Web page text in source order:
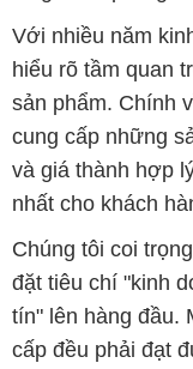
Với nhiều năm
hiểu rõ tầm quan
sản phẩm. Chính
cung cấp những
và giá thành hợp
nhất cho khách
Chúng tôi coi
đặt tiêu chí "kinh
tín" lên hàng đầu.
cấp đều phải đạt